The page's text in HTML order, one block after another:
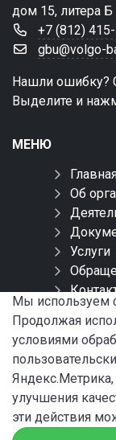
дом 15, литера Б
+7 (812)
gbu@volgo-
Нашли ошибку?
Выделите и
МЕНЮ
Об
Услуги
Карта
СОЦИАЛЬНЫЕ
Мы используем
Продолжая
условиями
улучшения
эти действия